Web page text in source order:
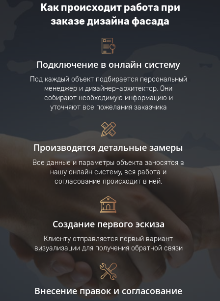
Как происходит работа при
заказе дизайна фасада
Подключение в онлайн систему
Под каждый объект подбирается персональный
менеджер и дизайнер-архитектор. Они
собирают необходимую информацию и
уточняют все пожелания заказчика
Производятся детальные замеры
Все данные и параметры объекта заносятся в
нашу онлайн систему, вся работа и
согласование происходит в ней.
Создание первого эскиза
Клиенту отправляется первый вариант
визуализации для получения обратной связи
Внесение правок и согласование